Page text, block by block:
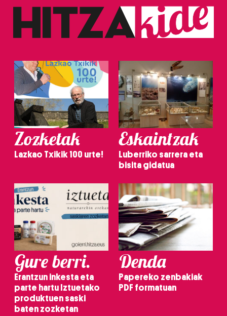
Zozketak
Lazkao Txikik 100 urte!
Eskaintzak
Luberriko sarrera eta
bisita gidatua
Gure berri.
Erantzun inkesta eta
parte hartu Iztuetako
produktuen saski
baten zozketan
Denda
Papereko zenbakiak
PDF formatuan